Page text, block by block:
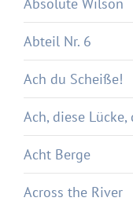
Absolute Wilson
Abteil Nr. 6
Ach du Scheiße!
Ach, diese
Acht Berge
Across the River